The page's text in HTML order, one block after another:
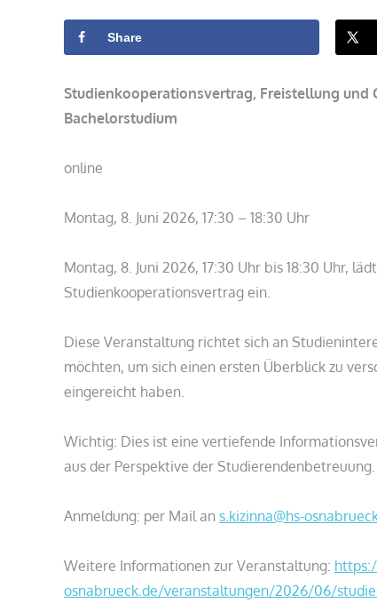
Share
Studienkooperationsvertrag, Freistellung
Bachelorstudium
online
Montag, 8. Juni 2026, 17:30 – 18:30 Uhr
Montag, 8. Juni 2026, 17:30 Uhr bis 18:30 Uhr,
Studienkooperationsvertrag ein.
Diese Veranstaltung richtet sich an
möchten, um sich einen ersten Überblick zu
eingereicht haben.
Wichtig: Dies ist eine vertiefende
aus der Perspektive der Studierendenbetreuung.
Anmeldung: per Mail an s.kizinna@hs-
Weitere Informationen zur Veranstaltung:
osnabrueck.de/veranstaltungen/2026/06/